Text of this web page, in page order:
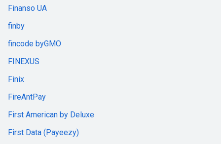
Finanso UA
finby
fincode byGMO
FINEXUS
Finix
FireAntPay
First American by Deluxe
First Data (Payeezy)